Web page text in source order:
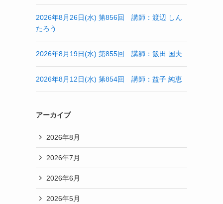
2026年8月26日(水) 第856回 講師：渡辺 しん
たろう
2026年8月19日(水) 第855回 講師：飯田 国夫
2026年8月12日(水) 第854回 講師：益子 純恵
アーカイブ
2026年8月
2026年7月
2026年6月
2026年5月